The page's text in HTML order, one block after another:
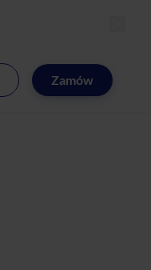
Zamów